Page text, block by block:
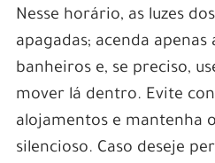
Nesse horário, as luzes
apagadas; acenda apenas
banheiros e, se preciso,
mover lá dentro. Evite
alojamentos e mantenha
silencioso. Caso deseje